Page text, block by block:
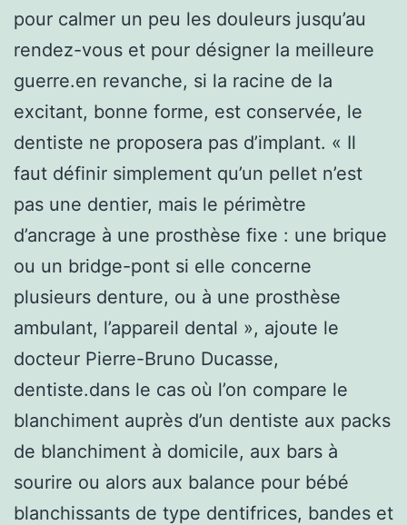
pour calmer un peu les douleurs jusqu’au
rendez-vous et pour désigner la meilleure
guerre.en revanche, si la racine de la
excitant, bonne forme, est conservée, le
dentiste ne proposera pas d’implant. « Il
faut définir simplement qu’un pellet n’est
pas une dentier, mais le périmètre
d’ancrage à une prosthèse fixe : une brique
ou un bridge-pont si elle concerne
plusieurs denture, ou à une prosthèse
ambulant, l’appareil dental », ajoute le
docteur Pierre-Bruno Ducasse,
dentiste.dans le cas où l’on compare le
blanchiment auprès d’un dentiste aux packs
de blanchiment à domicile, aux bars à
sourire ou alors aux balance pour bébé
blanchissants de type dentifrices, bandes et